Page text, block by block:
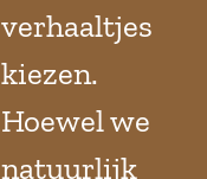
verhaaltjes
kiezen.
Hoewel we
natuurlijk